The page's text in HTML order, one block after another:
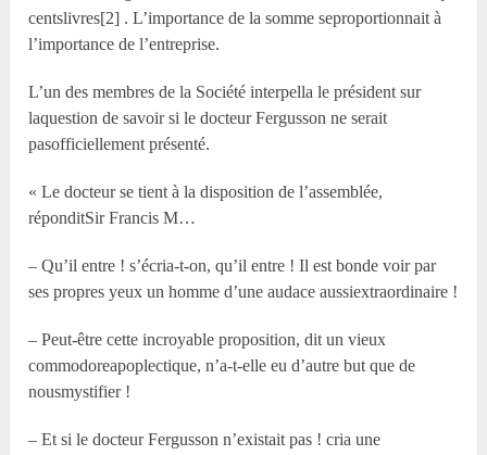
centslivres[2] . L’importance de la somme seproportionnait à
l’importance de l’entreprise.
L’un des membres de la Société interpella le président sur
laquestion de savoir si le docteur Fergusson ne serait
pasofficiellement présenté.
« Le docteur se tient à la disposition de l’assemblée,
réponditSir Francis M…
– Qu’il entre ! s’écria-t-on, qu’il entre ! Il est bonde voir par
ses propres yeux un homme d’une audace aussiextraordinaire !
– Peut-être cette incroyable proposition, dit un vieux
commodoreapoplectique, n’a-t-elle eu d’autre but que de
nousmystifier !
– Et si le docteur Fergusson n’existait pas ! cria une